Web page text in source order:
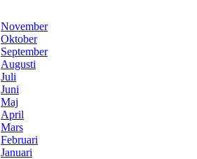
November
Oktober
September
Augusti
Juli
Juni
Maj
April
Mars
Februari
Januari